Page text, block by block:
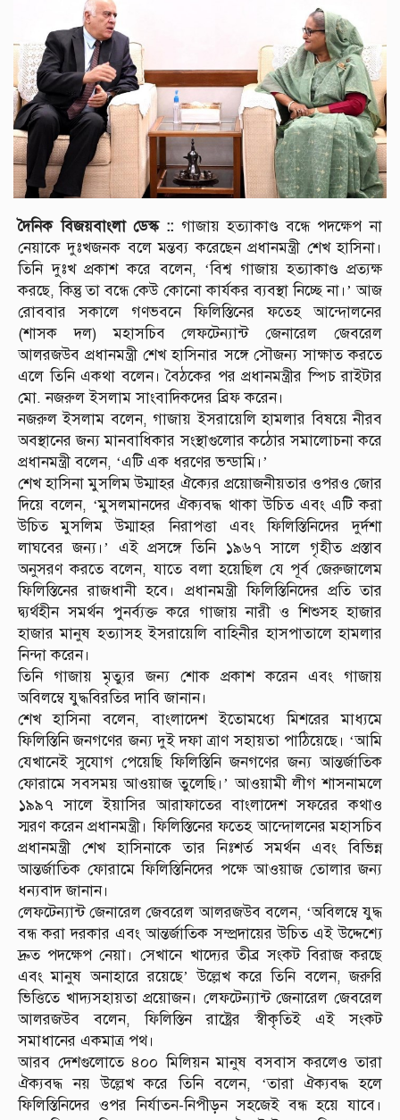
দৈনিক বিজয়বাংলা ডেস্ক :: গাজায় হত্যাকাণ্ড বন্ধে পদক্ষেপ না
নেয়াকে দুঃখজনক বলে মন্তব্য করেছেন প্রধানমন্ত্রী শেখ হাসিনা।
তিনি দুঃখ প্রকাশ করে বলেন, ‘বিশ্ব গাজায় হত্যাকাণ্ড প্রত্যক্ষ
করছে, কিন্তু তা বন্ধে কেউ কোনো কার্যকর ব্যবস্থা নিচ্ছে না।’ আজ
রোববার সকালে গণভবনে ফিলিস্তিনের ফতেহ আন্দোলনের
(শাসক দল) মহাসচিব লেফটেন্যান্ট জেনারেল জেবরেল
আলরজউব প্রধানমন্ত্রী শেখ হাসিনার সঙ্গে সৌজন্য সাক্ষাত করতে
এলে তিনি একথা বলেন। বৈঠকের পর প্রধানমন্ত্রীর স্পিচ রাইটার
মো. নজরুল ইসলাম সাংবাদিকদের ব্রিফ করেন।
নজরুল ইসলাম বলেন, গাজায় ইসরায়েলি হামলার বিষয়ে নীরব
অবস্থানের জন্য মানবাধিকার সংস্থাগুলোর কঠোর সমালোচনা করে
প্রধানমন্ত্রী বলেন, ‘এটি এক ধরণের ভন্ডামি।’
শেখ হাসিনা মুসলিম উম্মাহর ঐক্যের প্রয়োজনীয়তার ওপরও জোর
দিয়ে বলেন, ‘মুসলমানদের ঐক্যবদ্ধ থাকা উচিত এবং এটি করা
উচিত মুসলিম উম্মাহর নিরাপত্তা এবং ফিলিস্তিনিদের দুর্দশা
লাঘবের জন্য।’ এই প্রসঙ্গে তিনি ১৯৬৭ সালে গৃহীত প্রস্তাব
অনুসরণ করতে বলেন, যাতে বলা হয়েছিল যে পূর্ব জেরুজালেম
ফিলিস্তিনের রাজধানী হবে। প্রধানমন্ত্রী ফিলিস্তিনিদের প্রতি তার
দ্ব্যর্থহীন সমর্থন পুনর্ব্যক্ত করে গাজায় নারী ও শিশুসহ হাজার
হাজার মানুষ হত্যাসহ ইসরায়েলি বাহিনীর হাসপাতালে হামলার
নিন্দা করেন।
তিনি গাজায় মৃত্যুর জন্য শোক প্রকাশ করেন এবং গাজায়
অবিলম্বে যুদ্ধবিরতির দাবি জানান।
শেখ হাসিনা বলেন, বাংলাদেশ ইতোমধ্যে মিশরের মাধ্যমে
ফিলিস্তিনি জনগণের জন্য দুই দফা ত্রাণ সহায়তা পাঠিয়েছে। ‘আমি
যেখানেই সুযোগ পেয়েছি ফিলিস্তিনি জনগণের জন্য আন্তর্জাতিক
ফোরামে সবসময় আওয়াজ তুলেছি।’ আওয়ামী লীগ শাসনামলে
১৯৯৭ সালে ইয়াসির আরাফাতের বাংলাদেশ সফরের কথাও
স্মরণ করেন প্রধানমন্ত্রী। ফিলিস্তিনের ফতেহ আন্দোলনের মহাসচিব
প্রধানমন্ত্রী শেখ হাসিনাকে তার নিঃশর্ত সমর্থন এবং বিভিন্ন
আন্তর্জাতিক ফোরামে ফিলিস্তিনিদের পক্ষে আওয়াজ তোলার জন্য
ধন্যবাদ জানান।
লেফটেন্যান্ট জেনারেল জেবরেল আলরজউব বলেন, ‘অবিলম্বে যুদ্ধ
বন্ধ করা দরকার এবং আন্তর্জাতিক সম্প্রদায়ের উচিত এই উদ্দেশ্যে
দ্রুত পদক্ষেপ নেয়া। সেখানে খাদ্যের তীব্র সংকট বিরাজ করছে
এবং মানুষ অনাহারে রয়েছে’ উল্লেখ করে তিনি বলেন, জরুরি
ভিত্তিতে খাদ্যসহায়তা প্রয়োজন। লেফটেন্যান্ট জেনারেল জেবরেল
আলরজউব বলেন, ফিলিস্তিন রাষ্ট্রের স্বীকৃতিই এই সংকট
সমাধানের একমাত্র পথ।
আরব দেশগুলোতে ৪০০ মিলিয়ন মানুষ বসবাস করলেও তারা
ঐক্যবদ্ধ নয় উল্লেখ করে তিনি বলেন, ‘তারা ঐক্যবদ্ধ হলে
ফিলিস্তিনিদের ওপর নির্যাতন-নিপীড়ন সহজেই বন্ধ হয়ে যাবে।